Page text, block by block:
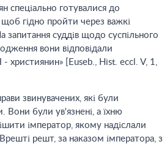
спеціально готувалися до
гідно пройти через важкі
запитання суддів щодо суспільного
вони відповідали
християнин» [Euseb., Hist. eccl. V, 1,
звинувачених, які були
були ув'язнені, а їхню
імператор, якому надіслали
решт, за наказом імператора, з